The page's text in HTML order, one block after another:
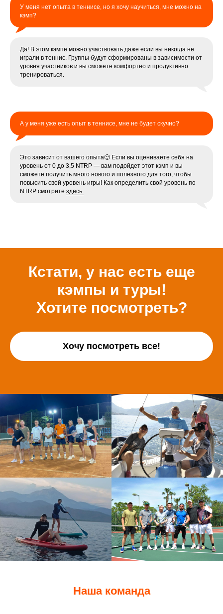
У меня нет опыта в теннисе, но я хочу научиться, мне можно на
кэмп?
Да! В этом кэмпе можно участвовать даже если вы никогда не
играли в теннис. Группы будут сформированы в зависимости от
уровня участников и вы сможете комфортно и продуктивно
тренироваться.
А у меня уже есть опыт в теннисе, мне не будет скучно?
Это зависит от вашего опыта🙂 Если вы оцениваете себя на
уровень от 0 до 3,5 NTRP — вам подойдет этот кэмп и вы
сможете получить много нового и полезного для того, чтобы
повысить свой уровень игры! Как определить свой уровень по
NTRP смотрите здесь.
Кстати, у нас есть еще
кэмпы и туры!
Хотите посмотреть?
Хочу посмотреть все!
Наша команда